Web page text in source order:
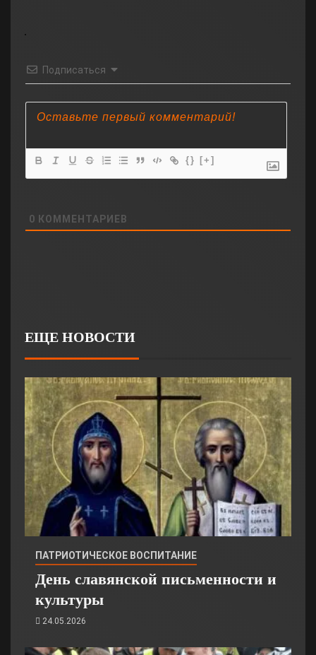
Подписаться
{} [+]
0 КОММЕНТАРИЕВ
ЕЩЕ НОВОСТИ
ПАТРИОТИЧЕСКОЕ ВОСПИТАНИЕ
День славянской письменности и
культуры
24.05.2026